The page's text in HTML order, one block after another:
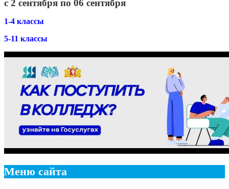
с 2 сентября по 06 сентября
1-4 классы
5-11 классы
Меню сайта